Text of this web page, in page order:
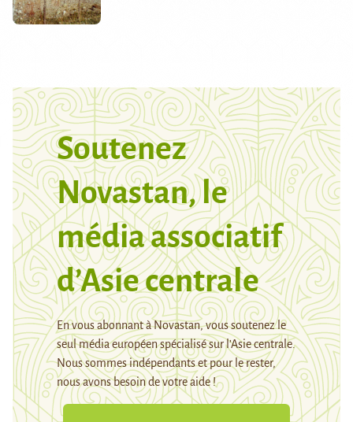
Soutenez
Novastan, le
média associatif
d’Asie centrale
En vous abonnant à Novastan, vous soutenez le
seul média européen spécialisé sur l’Asie centrale.
Nous sommes indépendants et pour le rester,
nous avons besoin de votre aide !